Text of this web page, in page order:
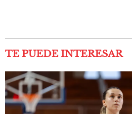
TE PUEDE INTERESAR